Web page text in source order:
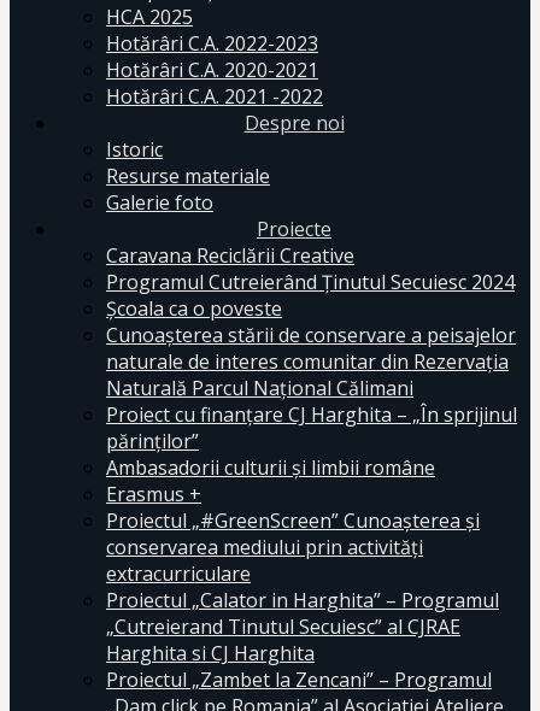
HCA 2025
Hotărâri C.A. 2022-2023
Hotărâri C.A. 2020-2021
Hotărâri C.A. 2021 -2022
Despre noi
Istoric
Resurse materiale
Galerie foto
Proiecte
Caravana Reciclării Creative
Programul Cutreierând Ținutul Secuiesc 2024
Școala ca o poveste
Cunoaşterea stării de conservare a peisajelor
naturale de interes comunitar din Rezervaţia
Naturală Parcul Naţional Călimani
Proiect cu finanţare CJ Harghita – „În sprijinul
părinţilor”
Ambasadorii culturii și limbii române
Erasmus +
Proiectul „#GreenScreen” Cunoașterea şi
conservarea mediului prin activităţi
extracurriculare
Proiectul „Calator in Harghita” – Programul
„Cutreierand Tinutul Secuiesc” al CJRAE
Harghita si CJ Harghita
Proiectul „Zambet la Zencani” – Programul